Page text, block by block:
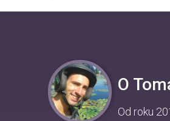
O
Od roku